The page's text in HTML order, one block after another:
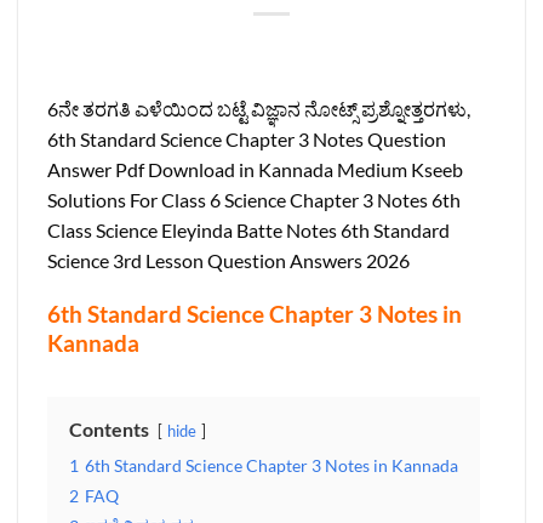
6ನೇ ತರಗತಿ ಎಳೆಯಿಂದ ಬಟ್ಟೆ ವಿಜ್ಞಾನ ನೋಟ್ಸ್‌ ಪ್ರಶ್ನೋತ್ತರಗಳು,
6th Standard Science Chapter 3 Notes Question
Answer Pdf Download in Kannada Medium Kseeb
Solutions For Class 6 Science Chapter 3 Notes 6th
Class Science Eleyinda Batte Notes 6th Standard
Science 3rd Lesson Question Answers 2026
6th Standard Science Chapter 3 Notes in
Kannada
Contents hide
1 6th Standard Science Chapter 3 Notes in Kannada
2 FAQ